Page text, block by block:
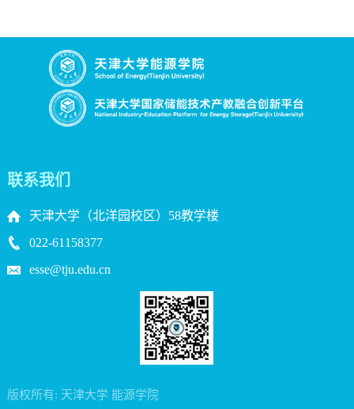
联系我们
天津大学（北洋园校区）58教学楼
022-61158377
esse@tju.edu.cn
版权所有: 天津大学 能源学院